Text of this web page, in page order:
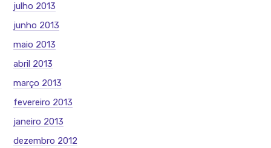
julho 2013
junho 2013
maio 2013
abril 2013
março 2013
fevereiro 2013
janeiro 2013
dezembro 2012